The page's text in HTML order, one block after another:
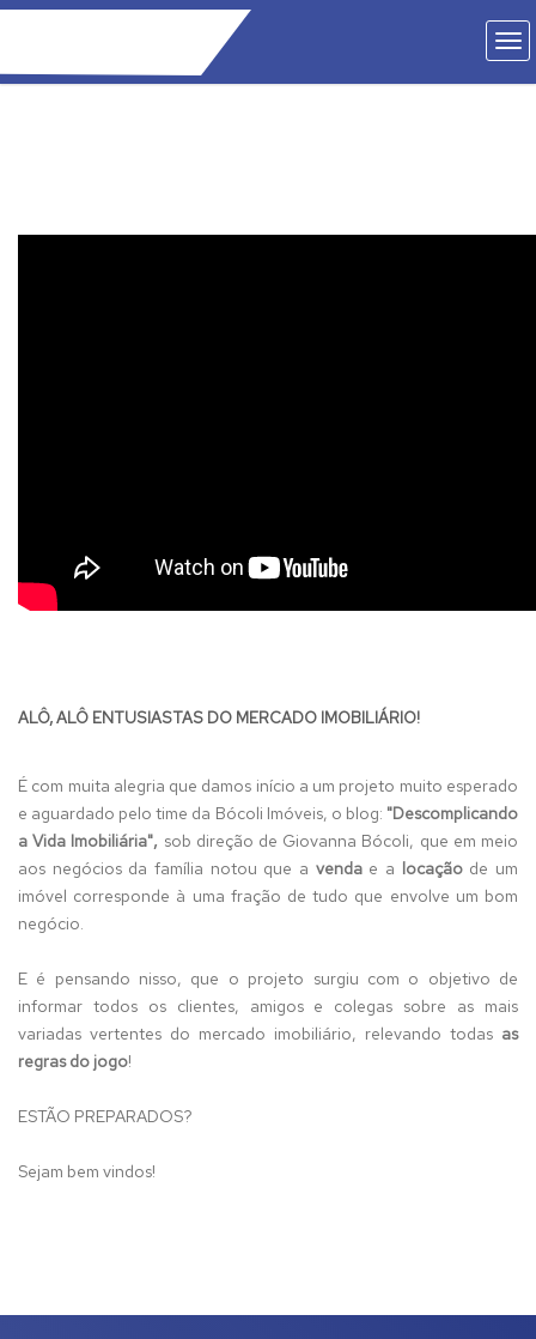
ALÔ, ALÔ ENTUSIASTAS DO MERCADO IMOBILIÁRIO!
É com muita alegria que damos início a um projeto muito esperado
e aguardado pelo time da Bócoli Imóveis, o blog: "Descomplicando
a Vida Imobiliária", sob direção de Giovanna Bócoli, que em meio
aos negócios da família notou que a vendae a locaçãode um
imóvel corresponde à uma fração de tudo que envolve um bom
negócio.
E é pensando nisso, que o projeto surgiu com o objetivo de
informar todos os clientes, amigos e colegas sobre as mais
variadas vertentes do mercado imobiliário, relevando todas as
regras do jogo!
ESTÃO PREPARADOS?
Sejam bem vindos!